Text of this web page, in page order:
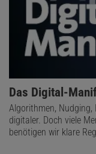
Das Digital-
Algorithmen, Nudging,
digitaler. Doch viele
benötigen wir klare